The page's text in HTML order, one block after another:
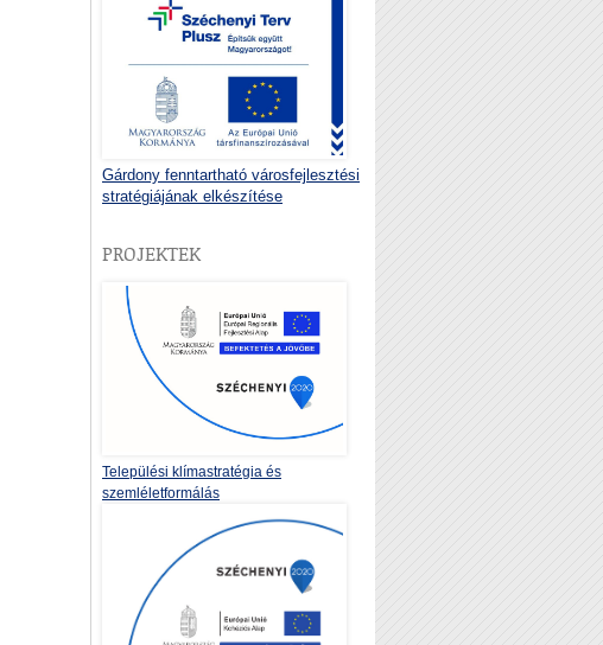
Gárdony fenntartható városfejlesztési
stratégiájának elkészítése
PROJEKTEK
Települési klímastratégia és
szemléletformálás